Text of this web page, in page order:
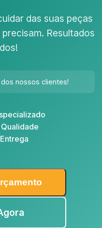
das suas peças
Resultados
dos nossos clientes!